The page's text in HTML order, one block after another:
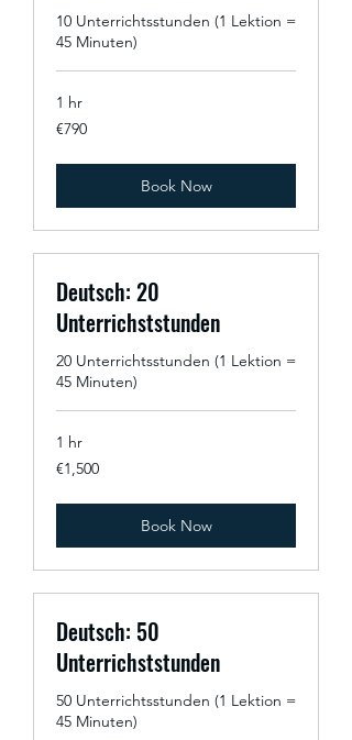
10 Unterrichtsstunden (1 Lektion =
45 Minuten)
1 hr
790
euros
€790
Book Now
Deutsch: 20
Unterrichststunden
20 Unterrichtsstunden (1 Lektion =
45 Minuten)
1 hr
1,500
euros
€1,500
Book Now
Deutsch: 50
Unterrichststunden
50 Unterrichtsstunden (1 Lektion =
45 Minuten)